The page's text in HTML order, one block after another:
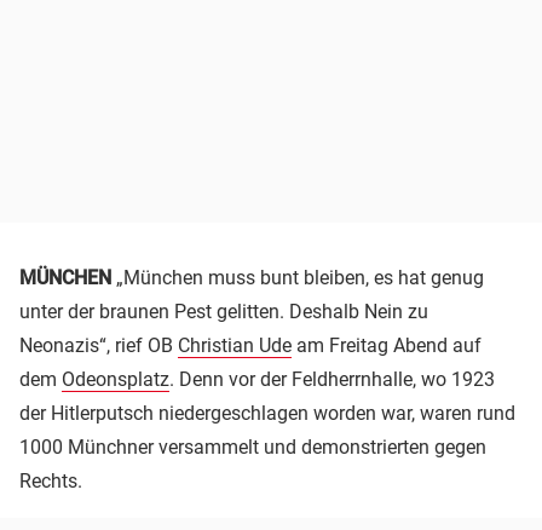
MÜNCHEN „München muss bunt bleiben, es hat genug
unter der braunen Pest gelitten. Deshalb Nein zu
Neonazis“, rief OB Christian Ude am Freitag Abend auf
dem Odeonsplatz. Denn vor der Feldherrnhalle, wo 1923
der Hitlerputsch niedergeschlagen worden war, waren rund
1000 Münchner versammelt und demonstrierten gegen
Rechts.